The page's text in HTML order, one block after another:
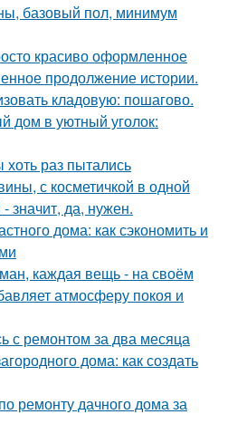
базовый пол, минимум
красиво оформленное
продолжение истории.
кладовую: пошагово.
дом в уютный уголок:
раз пытались
с косметичкой в одной
значит, да, нужен.
дома: как сэкономить и
каждая вещь - на своём
атмосферу покоя и
с ремонтом за два месяца
дома: как создать
ремонту дачного дома за